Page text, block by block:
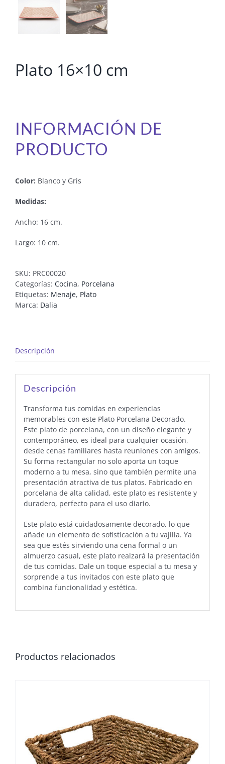
Plato 16×10 cm
INFORMACIÓN DE
PRODUCTO
Color: Blanco y Gris
Medidas:
Ancho: 16 cm.
Largo: 10 cm.
SKU: PRC00020
Categorías: Cocina, Porcelana
Etiquetas: Menaje, Plato
Marca: Dalia
Descripción
Descripción
Transforma tus comidas en experiencias
memorables con este Plato Porcelana Decorado.
Este plato de porcelana, con un diseño elegante y
contemporáneo, es ideal para cualquier ocasión,
desde cenas familiares hasta reuniones con amigos.
Su forma rectangular no solo aporta un toque
moderno a tu mesa, sino que también permite una
presentación atractiva de tus platos. Fabricado en
porcelana de alta calidad, este plato es resistente y
duradero, perfecto para el uso diario.
Este plato está cuidadosamente decorado, lo que
añade un elemento de sofisticación a tu vajilla. Ya
sea que estés sirviendo una cena formal o un
almuerzo casual, este plato realzará la presentación
de tus comidas. Dale un toque especial a tu mesa y
sorprende a tus invitados con este plato que
combina funcionalidad y estética.
Productos relacionados